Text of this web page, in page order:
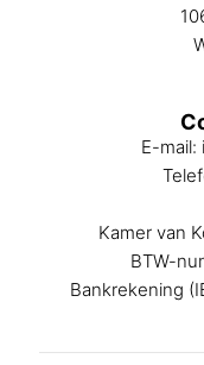
E-mail:
Kamer van
BTW-
Bankrekening